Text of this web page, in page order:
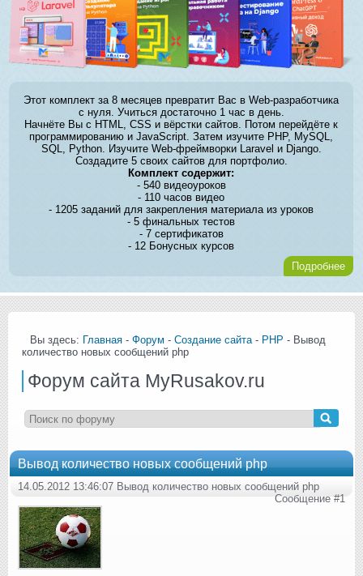
Этот комплект за 8 месяцев превратит Вас в Web-разработчика
с нуля. Учиться достаточно 1 час в день.
Начнёте Вы с HTML, CSS и вёрстки сайтов. Потом перейдёте к
программированию и JavaScript. Затем изучите PHP, MySQL,
SQL, Python. Изучите Web-фреймворки Laravel и Django.
Создадите 5 своих сайтов для портфолио.
Комплект содержит:
- 540 видеоуроков
- 110 часов видео
- 1205 заданий для закрепления материала из уроков
- 5 финальных тестов
- 7 сертификатов
- 12 Бонусных курсов
Подробнее
Вы здесь: Главная - Форум - Создание сайта - PHP - Вывод
количество новых сообщений php
Форум сайта MyRusakov.ru
Вывод количество новых сообщений php
14.05.2012 13:46:07 Вывод количество новых сообщений php
Сообщение #1